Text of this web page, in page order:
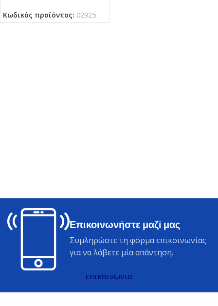
Κωδικός προϊόντος: 02925
Επικοινωνήστε μαζί μας
Συμληρώστε τη φόρμα επικοινωνίας
για να λάβετε μία απάντηση.
επικοινωνια